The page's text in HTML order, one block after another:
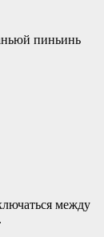
пиньинь
между